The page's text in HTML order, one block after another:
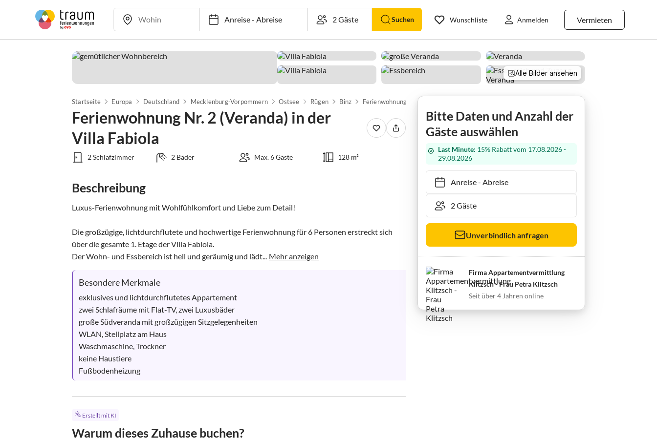
Anreise-Abreise Suchen Vermieten
Wunschliste Anmelden
Alle Bilder ansehen
Startseite Europa Deutschland Mecklenburg-Vorpommern Ostsee Rügen Binz
Ferienwohnung Nr. 2 (Veranda) in der
Villa Fabiola
2 Schlafzimmer 2 Bäder Max. 6 Gäste 128 m²
Beschreibung
Luxus-Ferienwohnung mit Wohlfühlkomfort und Liebe zum Detail!
Die großzügige, lichtdurchflutete und hochwertige Ferienwohnung für 6 Personen erstreckt sich
über die gesamte 1. Etage der Villa Fabiola.
Der Wohn- und Essbereich ist hell und geräumig und lädt... Mehr anzeigen
Besondere Merkmale
exklusives und lichtdurchflutetes Appartement
zwei Schlafräume mit Flat-TV, zwei Luxusbäder
große Südveranda mit großzügigen Sitzgelegenheiten
WLAN, Stellplatz am Haus
Waschmaschine, Trockner
keine Haustiere
Fußbodenheizung
Erstellt mit KI
Warum dieses Zuhause buchen?
Bitte Daten und Anzahl der
Gäste auswählen
Last Minute: 15% Rabatt vom 17.08.2026 -
29.08.2026
Anreise- Abreise
Unverbindlich anfragen
Firma Appartementvermittlung
Klitzsch - Frau Petra Klitzsch
Seit über 4 Jahren online